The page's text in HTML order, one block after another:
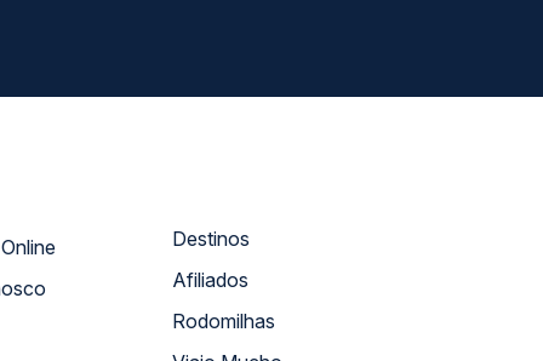
Atendimento Online
Destinos
Afiliados
Rodomilhas